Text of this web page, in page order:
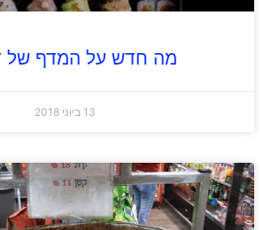
מה חדש על המדף של
13 ביוני 2018